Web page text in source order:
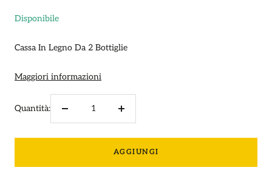
Disponibile
Cassa In Legno Da 2 Bottiglie
Maggiori informazioni
Quantità:
Diminuire
Aumenta
AGGIUNGI